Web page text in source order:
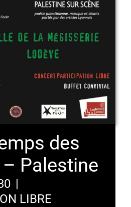
des
Palestine
|
LIBRE